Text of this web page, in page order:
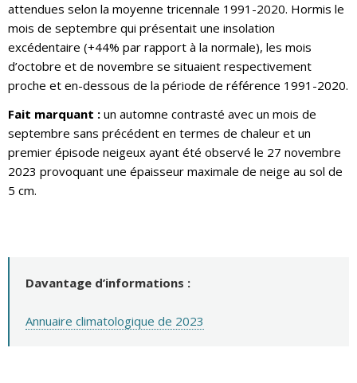
attendues selon la moyenne tricennale 1991-2020. Hormis le
mois de septembre qui présentait une insolation
excédentaire (+44% par rapport à la normale), les mois
d’octobre et de novembre se situaient respectivement
proche et en-dessous de la période de référence 1991-2020.
Fait marquant : un automne contrasté avec un mois de
septembre sans précédent en termes de chaleur et un
premier épisode neigeux ayant été observé le 27 novembre
2023 provoquant une épaisseur maximale de neige au sol de
5 cm.
Davantage d’informations :
Annuaire climatologique de 2023